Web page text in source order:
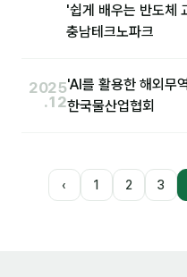
'쉽게 배우는 반도체
충남테크노파크
2025
.12
'AI를 활용한 해외무
한국물산업협회
‹ 1 2 3